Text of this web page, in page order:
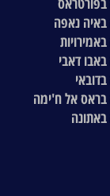
נאפה
דאבי
אל ח'ימה